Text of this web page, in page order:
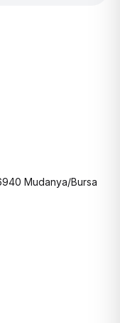
Mudanya/Bursa